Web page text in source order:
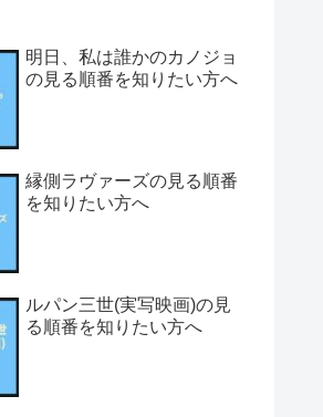
明日、私は誰かのカノジョ
の見る順番を知りたい方へ
縁側ラヴァーズの見る順番
を知りたい方へ
ルパン三世(実写映画)の見
る順番を知りたい方へ